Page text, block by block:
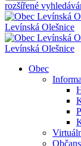
rozšířené
Levínská Olešnice
Levínská Olešnice
Obec